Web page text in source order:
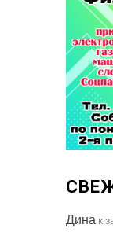
Дина к